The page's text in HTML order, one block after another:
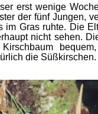
erst wenige
der fünf Jungen,
im Gras ruhte. Die
nicht sehen.
die Süßkirschen.